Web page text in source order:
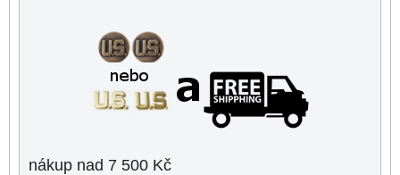
nákup nad 7 500 Kč